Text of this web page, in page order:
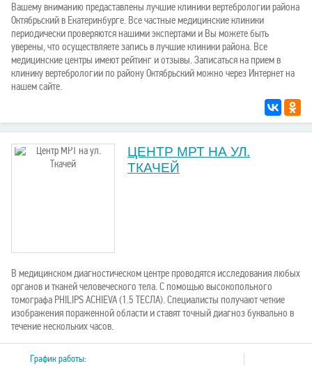
Вашему вниманию предаставлены лучшие клиники вертебрологии района
Октябрьский в Екатеринбурге. Все частные медицинские клиники
периодически проверяются нашими экспертами и Вы можете быть
уверены, что осуществляете запись в лучшие клиники района. Все
медицинские центры имеют рейтинг и отзывы. Записаться на прием в
клинику вертебрологии по району Октябрьский можно через Интернет на
нашем сайте.
ЦЕНТР МРТ НА УЛ.
ТКАЧЕЙ
В медицинском диагностическом центре проводятся исследования любых
органов и тканей человеческого тела. С помощью высокопольного
томографа PHILIPS ACHIEVA (1.5 ТЕСЛА). Специалисты получают четкие
изображения пораженной области и ставят точный диагноз буквально в
течение нескольких часов.
График работы: